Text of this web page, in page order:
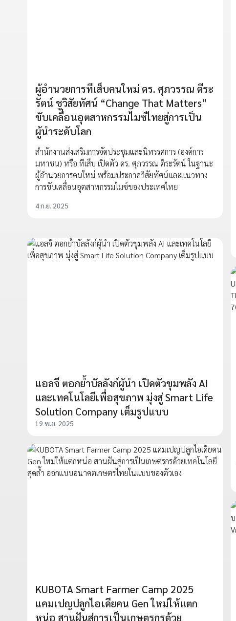
ผู้อำนวยการทีเส็บคนใหม่ ดร. ศุภวรรณ ตีระ
รัตน์ ชูวิสัยทัศน์ “Change That Matters”
ขับเคลื่อนอุตสาหกรรมไมซ์ไทยสู่การเป็น
ผู้นำระดับโลก
สำนักงานส่งเสริมการจัดประชุมและนิทรรศการ (องค์การ
มหาชน) หรือ ทีเส็บ เปิดตัว ดร. ศุภวรรณ ตีระรัตน์ ในฐานะ
ผู้อำนวยการคนใหม่ พร้อมประกาศวิสัยทัศน์และแนวทาง
การขับเคลื่อนอุตสาหกรรมไมซ์ของประเทศไทย
4 ก.ย. 2025
แอลจี ตอกย้ำบัลลังก์ผู้นำ เปิดตัวขุมพลัง AI
และเทคโนโลยีเพื่อสุขภาพ มุ่งสู่ Smart Life
Solution Company เต็มรูปแบบ
19 พ.ย. 2025
KUBOTA Smart Farmer Camp 2025
แคมเปญปลูกไอเดียคน Gen ใหม่ให้แตก
หน่อ สานฝันสู่การเป็นเกษตรกรด้วย